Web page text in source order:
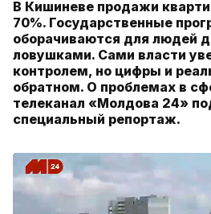
В Кишиневе продажи
70%. Государственные
оборачиваются для людей
ловушками. Сами власти
контролем, но цифры и
обратном. О проблемах в
телеканал «Молдова 24»
специальный репортаж.